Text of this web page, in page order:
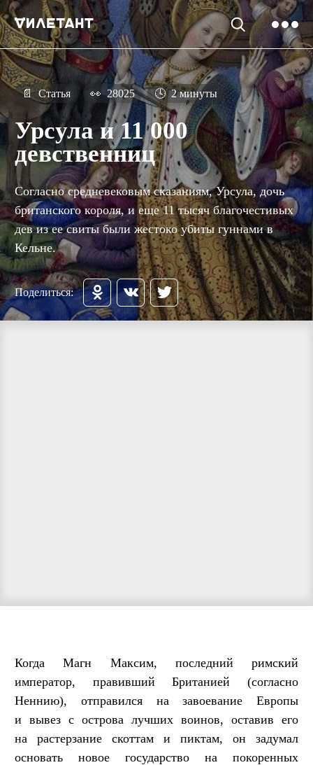
📄 Статья 👀 28025 🕓 2 минуты
Урсула и 11 000
девственниц
Согласно средневековым сказаниям, Урсула, дочь
британского короля, и еще 11 тысяч благочестивых
дев из ее свиты были жестоко убиты гуннами в
Кельне.
Поделиться:
Когда Магн Максим, последний римский
император, правивший Британией (согласно
Неннию), отправился на завоевание Европы
и вывез с острова лучших воинов, оставив его
на растерзание скоттам и пиктам, он задумал
основать новое государство на покоренных